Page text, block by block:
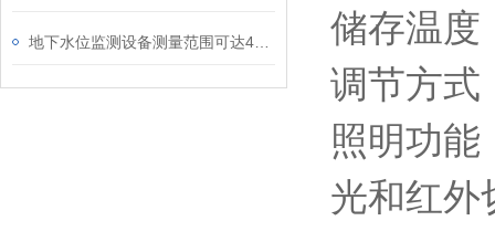
储存温度
调节方式
照明功能
光和红外